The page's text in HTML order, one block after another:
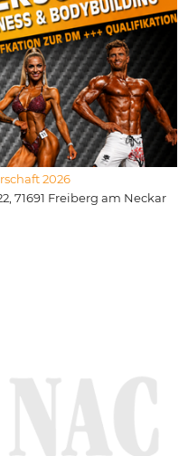
2026
71691 Freiberg am Neckar